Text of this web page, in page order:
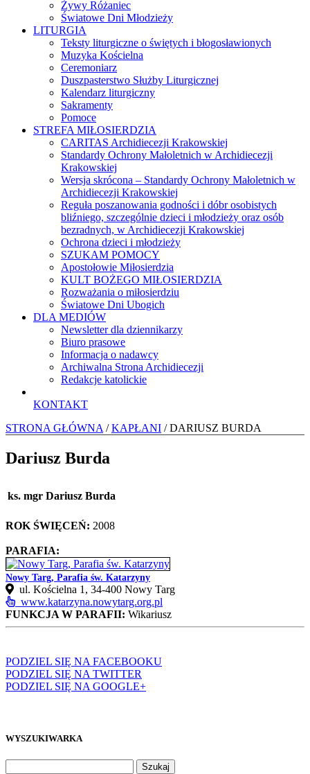
Żywy Różaniec
Światowe Dni Młodzieży
LITURGIA
Teksty liturgiczne o świętych i błogosławionych
Muzyka Kościelna
Ceremoniarz
Duszpasterstwo Służby Liturgicznej
Kalendarz liturgiczny
Sakramenty
Pomoce
STREFA MIŁOSIERDZIA
CARITAS Archidiecezji Krakowskiej
Standardy Ochrony Małoletnich w Archidiecezji
Krakowskiej
Wersja skrócona – Standardy Ochrony Małoletnich w
Archidiecezji Krakowskiej
Reguła poszanowania godności i dóbr osobistych
bliźniego, szczególnie dzieci i młodzieży oraz osób
bezradnych, w Archidiecezji Krakowskiej
Ochrona dzieci i młodzieży
SZUKAM POMOCY
Apostołowie Miłosierdzia
KULT BOŻEGO MIŁOSIERDZIA
Rozważania o miłosierdziu
Światowe Dni Ubogich
DLA MEDIÓW
Newsletter dla dziennikarzy
Biuro prasowe
Informacja o nadawcy
Archiwalna Strona Archidiecezji
Redakcje katolickie
KONTAKT
STRONA GŁÓWNA /KAPŁANI / DARIUSZ BURDA
Dariusz Burda
ks. mgr Dariusz Burda
ROK ŚWIĘCEŃ: 2008
PARAFIA:
Nowy Targ, Parafia św. Katarzyny
ul. Kościelna 1, 34‑400 Nowy Targ
www.katarzyna.nowytarg.org.pl
FUNKCJA W PARAFII: Wikariusz
PODZIEL SIĘ NA FACEBOOKU
PODZIEL SIĘ NA TWITTER
PODZIEL SIĘ NA GOOGLE+
WYSZUKIWARKA